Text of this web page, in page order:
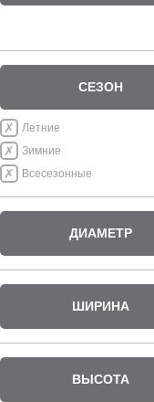
СЕЗОН
Летние
Зимние
Всесезонные
ДИАМЕТР
ШИРИНА
ВЫСОТА